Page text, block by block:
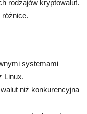
rodzajów kryptowalut.
systemami
Linux.
niż konkurencyjna